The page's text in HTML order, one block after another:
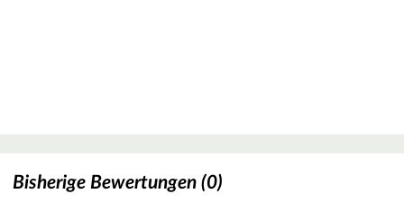
Bisherige Bewertungen (0)